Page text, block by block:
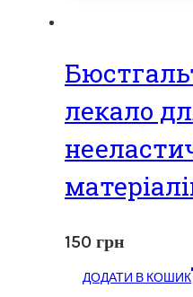
лекало
150 грн
ДОДАТИ В КОШИК